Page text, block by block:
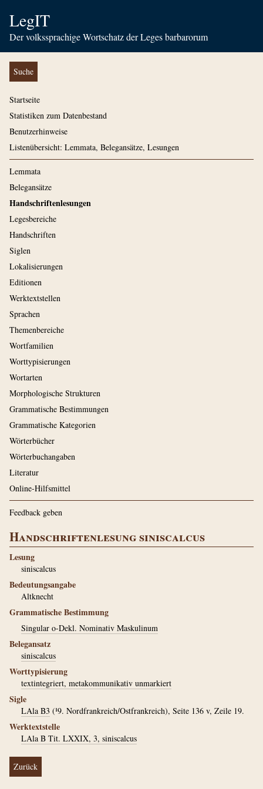
LegIT
Der volkssprachige Wortschatz der Leges barbarorum
Suche
Startseite
Statistiken zum Datenbestand
Benutzerhinweise
Listenübersicht: Lemmata, Belegansätze, Lesungen
Lemmata
Belegansätze
Handschriftenlesungen
Legesbereiche
Handschriften
Siglen
Lokalisierungen
Editionen
Werktextstellen
Sprachen
Themenbereiche
Wortfamilien
Worttypisierungen
Wortarten
Morphologische Strukturen
Grammatische Bestimmungen
Grammatische Kategorien
Wörterbücher
Wörterbuchangaben
Literatur
Online-Hilfsmittel
Feedback geben
Handschriftenlesung siniscalcus
Lesung
siniscalcus
Bedeutungsangabe
Altknecht
Grammatische Bestimmung
Singular o-Dekl. Nominativ Maskulinum
Belegansatz
siniscalcus
Worttypisierung
textintegriert, metakommunikativ unmarkiert
Sigle
LAla B3 (¹9. Nordfrankreich/Ostfrankreich), Seite 136 v, Zeile 19.
Werktextstelle
LAla B Tit. LXXIX, 3, siniscalcus
Zurück